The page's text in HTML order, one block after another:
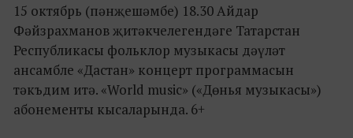
15 октябрь (пәнҗешәмбе) 18.30 Айдар
Фәйзрахманов җитәкчелегендәге Татарстан
Республикасы фольклор музыкасы дәүләт
ансамбле «Дастан» концерт программасын
тәкъдим итә. «World music» («Дөнья музыкасы»)
абонементы кысаларында. 6+